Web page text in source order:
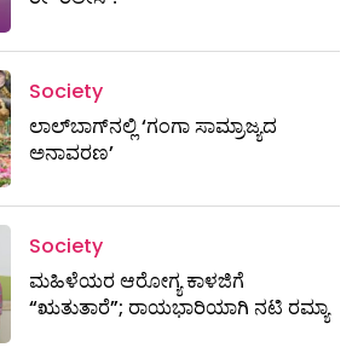
Society
ಲಾಲ್‌ಬಾಗ್‌ನಲ್ಲಿ ‘ಗಂಗಾ ಸಾಮ್ರಾಜ್ಯದ
ಅನಾವರಣ’
Society
ಮಹಿಳೆಯರ ಆರೋಗ್ಯ ಕಾಳಜಿಗೆ
“ಋತುತಾರೆ”; ರಾಯಭಾರಿಯಾಗಿ ನಟಿ ರಮ್ಯಾ